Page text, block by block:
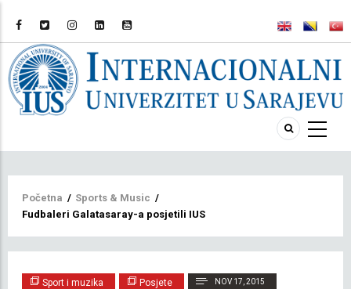
Breadcrumb
Početna / Sports & Music /
Fudbaleri Galatasaray-a posjetili IUS
Sport i muzika Posjete NOV 17, 2015